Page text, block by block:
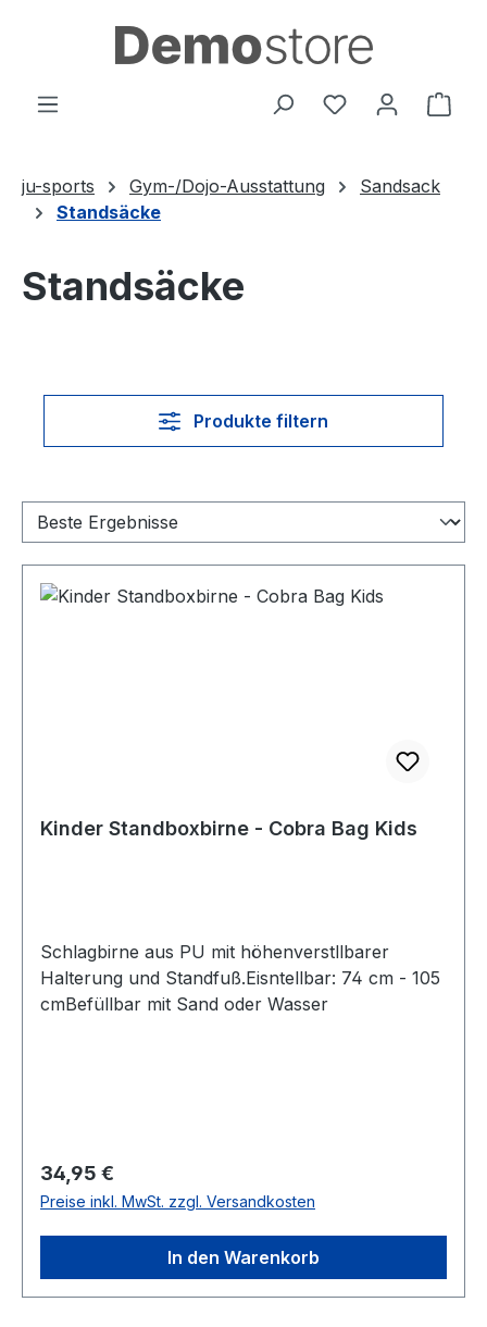
Zum Hauptinhalt springen
Du hast 0
ju-sports Gym-/Dojo-Ausstattung
Sandsack
Standsäcke
Standsäcke
Produkte filtern
Kinder Standboxbirne - Cobra Bag Kids
Schlagbirne aus PU mit höhenverstllbarer
Halterung und Standfuß.Eisntellbar: 74 cm - 105
cmBefüllbar mit Sand oder Wasser
Regulärer Preis:
34,95 €
Preise inkl. MwSt. zzgl. Versandkosten
In den Warenkorb